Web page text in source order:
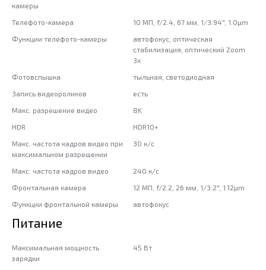
камеры
Телефото-камера
10 МП, f/2.4, 67 мм, 1/3.94", 1.0µm
Функции телефото-камеры
автофокус, оптическая
стабилизация, оптический Zoom
3x
Фотовспышка
тыльная, светодиодная
Запись видеороликов
есть
Макс. разрешение видео
8K
HDR
HDR10+
Макс. частота кадров видео при
максимальном разрешении
30 к/c
Макс. частота кадров видео
240 к/с
Фронтальная камера
12 МП, f/2.2, 26 мм, 1/3.2", 1.12µm
Функции фронтальной камеры
автофокус
Питание
Максимальная мощность
зарядки
45 Вт